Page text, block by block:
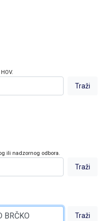
ili nadzornog odbora.